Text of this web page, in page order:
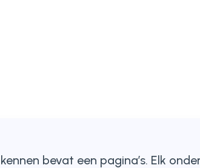
bevat een pagina’s. Elk